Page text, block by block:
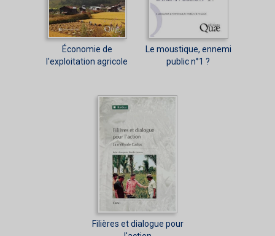
Économie de
l'exploitation agricole
Le moustique, ennemi
public n°1 ?
Filières et dialogue pour